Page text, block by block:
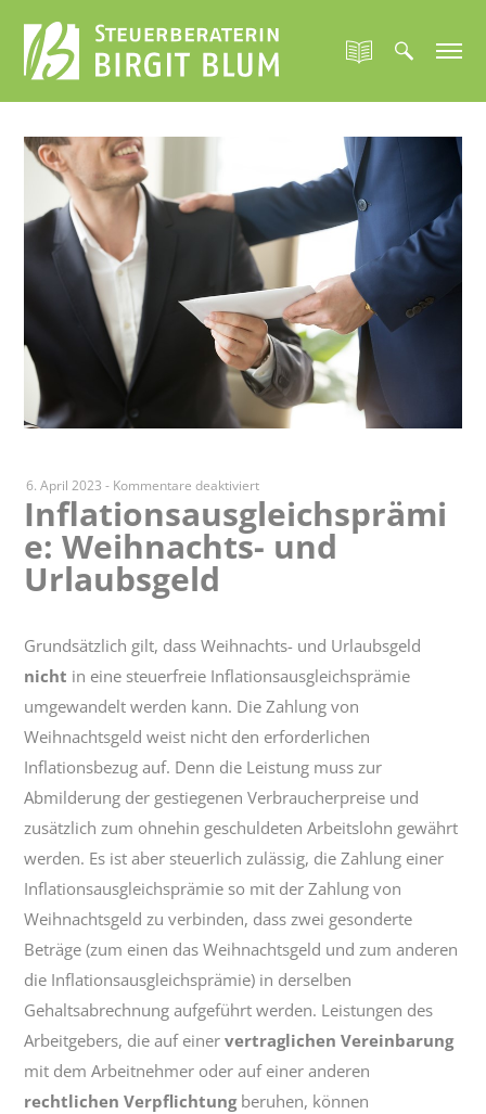
6. April 2023 - Kommentare deaktiviertfür
Inflationsausgleichsprämie:
Weihnachts-
und
Inflationsausgleichsprämi
e: Weihnachts- und
Urlaubsgeld
Grundsätzlich gilt, dass Weihnachts- und Urlaubsgeld
nicht in eine steuerfreie Inflationsausgleichsprämie
umgewandelt werden kann. Die Zahlung von
Weihnachtsgeld weist nicht den erforderlichen
Inflationsbezug auf. Denn die Leistung muss zur
Abmilderung der gestiegenen Verbraucherpreise und
zusätzlich zum ohnehin geschuldeten Arbeitslohn gewährt
werden. Es ist aber steuerlich zulässig, die Zahlung einer
Inflationsausgleichsprämie so mit der Zahlung von
Weihnachtsgeld zu verbinden, dass zwei gesonderte
Beträge (zum einen das Weihnachtsgeld und zum anderen
die Inflationsausgleichsprämie) in derselben
Gehaltsabrechnung aufgeführt werden. Leistungen des
Arbeitgebers, die auf einervertraglichen Vereinbarung
mit dem Arbeitnehmer oder auf einer anderen
rechtlichen Verpflichtungberuhen, können